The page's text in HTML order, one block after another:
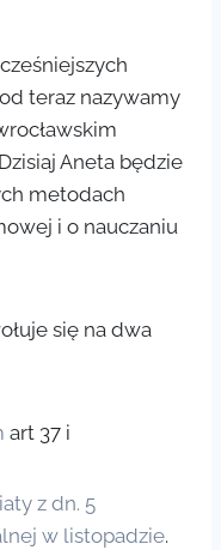
teraz nazywamy
Aneta będzie
metodach
i o nauczaniu
się na dwa
art 37 i
z dn. 5
w listopadzie.